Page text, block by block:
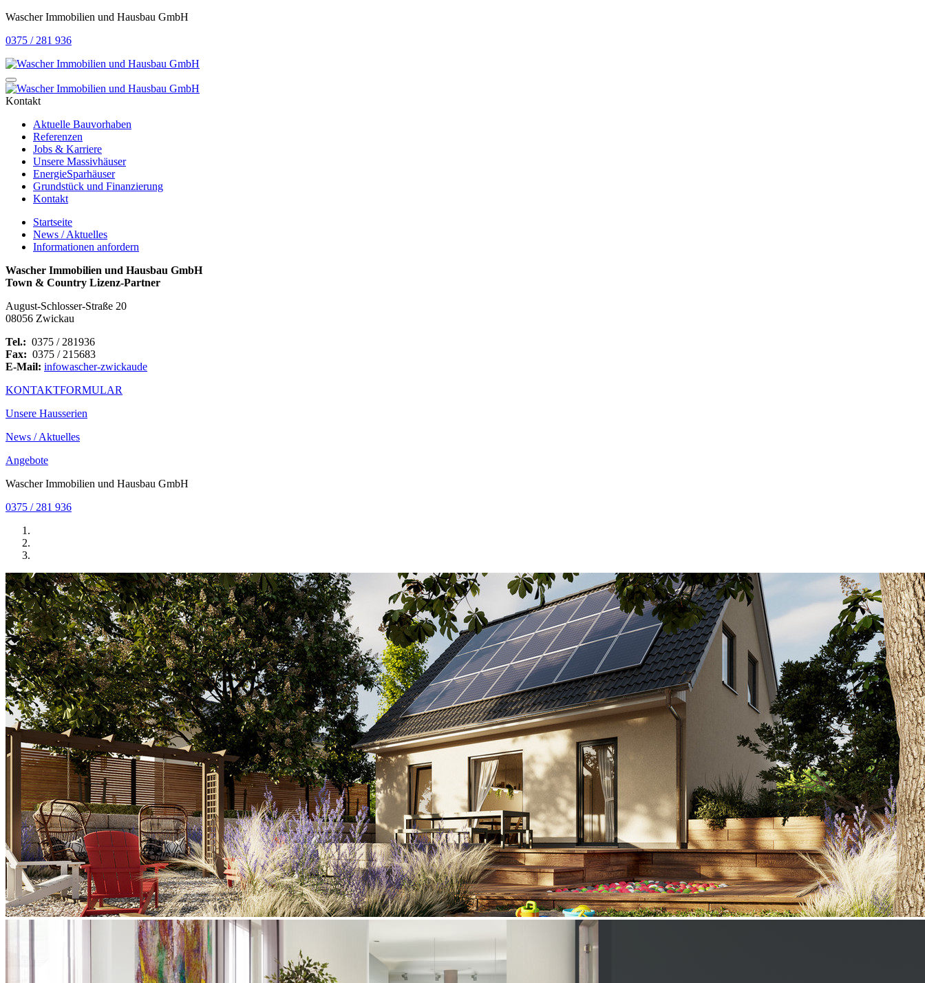
Wascher Immobilien und Hausbau GmbH
0375 / 281 936
Kontakt
Aktuelle Bauvorhaben
Referenzen
Jobs & Karriere
Unsere Massivhäuser
EnergieSparhäuser
Grundstück und Finanzierung
Kontakt
Startseite
News / Aktuelles
Informationen anfordern
Wascher Immobilien und Hausbau GmbH
Town & Country Lizenz-Partner
August-Schlosser-Straße 20
08056 Zwickau
Tel.: 0375 / 281936
Fax: 0375 / 215683
E-Mail: infowascher-zwickaude
KONTAKTFORMULAR
Unsere Hausserien
News / Aktuelles
Angebote
Wascher Immobilien und Hausbau GmbH
0375 / 281 936